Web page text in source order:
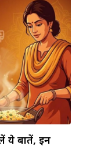
ये बातें, इन